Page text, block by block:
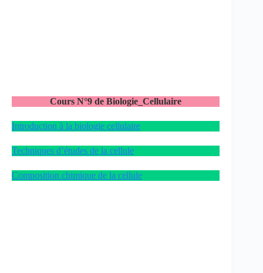
Cours N°9 de Biologie_Cellulaire
Introduction à la biologie cellulaire
Techniques d’études de la cellule
Composition chimique de la cellule